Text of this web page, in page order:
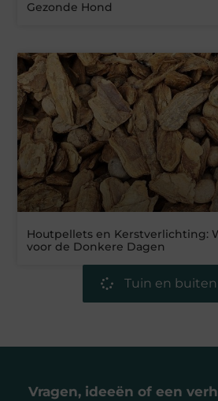
Gezonde Hond
Houtpellets en Kerstverlichting:
voor de Donkere Dagen
Tuin en
Vragen, ideeën of een